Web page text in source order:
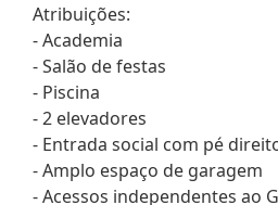
Atribuições:
- Academia
- Salão de festas
- Piscina
- 2 elevadores
- Entrada social com pé
- Amplo espaço de garagem
- Acessos independentes ao